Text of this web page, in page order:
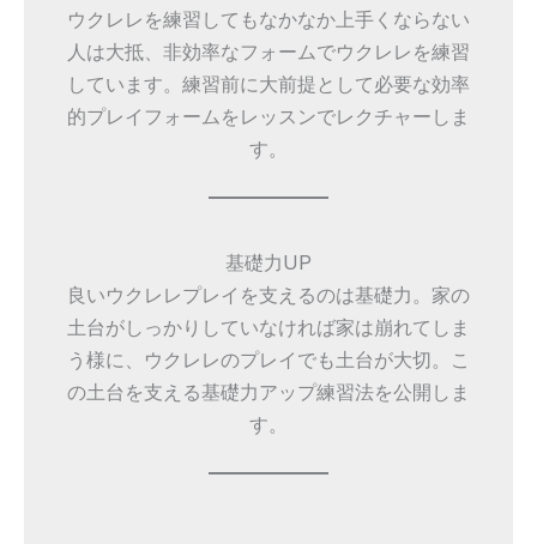
ウクレレを練習してもなかなか上手くならない
人は大抵、非効率なフォームでウクレレを練習
しています。練習前に大前提として必要な効率
的プレイフォームをレッスンでレクチャーしま
す。
基礎力UP
良いウクレレプレイを支えるのは基礎力。家の
土台がしっかりしていなければ家は崩れてしま
う様に、ウクレレのプレイでも土台が大切。こ
の土台を支える基礎力アップ練習法を公開しま
す。